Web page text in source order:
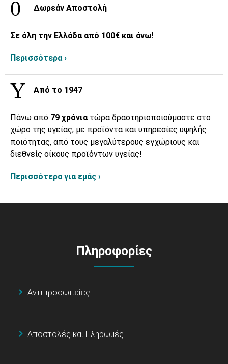
Δωρεάν Αποστολή
Σε όλη την Ελλάδα από 100€ και άνω!
Περισσότερα ›
Από το 1947
Πάνω από 79 χρόνια τώρα δραστηριοποιούμαστε στο
χώρο της υγείας, με προϊόντα και υπηρεσίες υψηλής
ποιότητας, από τους μεγαλύτερους εγχώριους και
διεθνείς οίκους προϊόντων υγείας!
Περισσότερα για εμάς ›
Πληροφορίες
Αντιπροσωπείες
Αποστολές και Πληρωμές